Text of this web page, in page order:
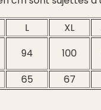
L XL
94 100
65 67